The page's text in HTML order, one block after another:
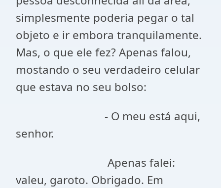
simplesmente poderia pegar o tal
objeto e ir embora tranquilamente.
Mas, o que ele fez? Apenas falou,
mostando o seu verdadeiro celular
que estava no seu bolso:
- O meu está aqui,
senhor.
Apenas falei:
valeu, garoto. Obrigado. Em